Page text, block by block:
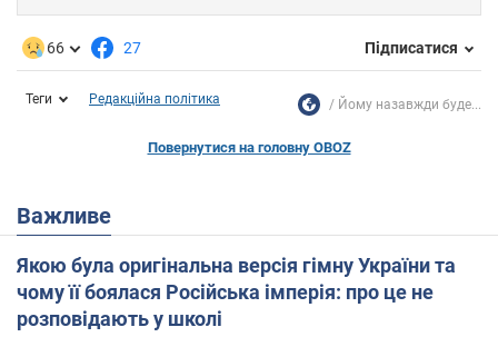
66 27 Підписатися
Теги Редакційна політика Йому назавжди буде...
Повернутися на головну OBOZ
Важливе
Якою була оригінальна версія гімну України та
чому її боялася Російська імперія: про це не
розповідають у школі